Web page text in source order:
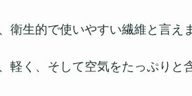
生的で使いやすい繊維と言え
軽く、そして空気をたっぷりと